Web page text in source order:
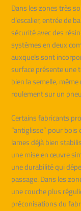
Dans les zones très
d’escalier, entrée de
sécurité avec des
systèmes en deux
auxquels sont
surface présente une
bien la semelle,
roulement sur un
Certains fabricants
“antiglisse” pour
lames déjà bien
une mise en œuvre
une durabilité qui
passage. Dans les
une couche plus
préconisations du